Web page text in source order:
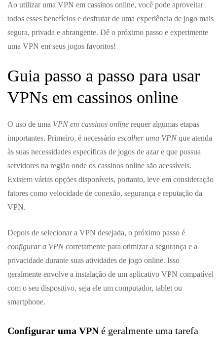
Ao utilizar uma VPN em cassinos online, você pode aproveitar
todos esses benefícios e desfrutar de uma experiência de jogo mais
segura, privada e abrangente. Dê o próximo passo e experimente
uma VPN em seus jogos favoritos!
Guia passo a passo para usar
VPNs em cassinos online
O uso de uma VPN em cassinos online requer algumas etapas
importantes. Primeiro, é necessário escolher uma VPNque atenda
às suas necessidades específicas de jogos de azar e que possua
servidores na região onde os cassinos online são acessíveis.
Existem várias opções disponíveis, portanto, leve em consideração
fatores como velocidade de conexão, segurança e reputação da
VPN.
Depois de selecionar a VPN desejada, o próximo passo é
configurar a VPNcorretamente para otimizar a segurança e a
privacidade durante suas atividades de jogo online. Isso
geralmente envolve a instalação de um aplicativo VPN compatível
com o seu dispositivo, seja ele um computador, tablet ou
smartphone.
Configurar uma VPNé geralmente uma tarefa